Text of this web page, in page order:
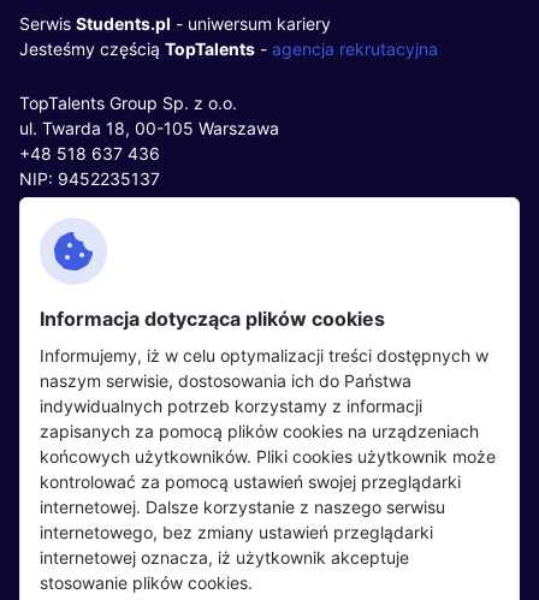
Serwis Students.pl - uniwersum kariery
Jesteśmy częścią TopTalents - agencja rekrutacyjna
TopTalents Group Sp. z o.o.
ul. Twarda 18, 00-105 Warszawa
+48 518 637 436
NIP: 9452235137
Kontakt
Facebook
Twitter
LinkedIn
Partnerzy
Wydarzenia
Kandydaci
Regulamin kandydata
Oferty pracy
Pracodawcy
Pracodawcy
Regulamin pracodawcy
Dodaj ogłoszenie
Informacja dotycząca plików cookies
Informujemy, iż w celu optymalizacji treści dostępnych w
naszym serwisie, dostosowania ich do Państwa
indywidualnych potrzeb korzystamy z informacji
zapisanych za pomocą plików cookies na urządzeniach
końcowych użytkowników. Pliki cookies użytkownik może
kontrolować za pomocą ustawień swojej przeglądarki
internetowej. Dalsze korzystanie z naszego serwisu
internetowego, bez zmiany ustawień przeglądarki
internetowej oznacza, iż użytkownik akceptuje
stosowanie plików cookies.